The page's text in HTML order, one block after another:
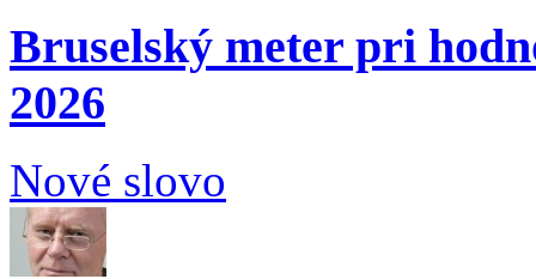
Bruselský meter pri
2026
Nové slovo